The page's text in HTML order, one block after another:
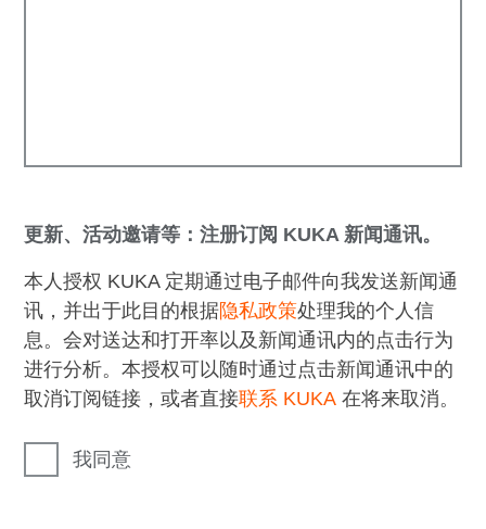
更新、活动邀请等：注册订阅 KUKA 新闻通讯。
本人授权 KUKA 定期通过电子邮件向我发送新闻通
讯，并出于此目的根据隐私政策处理我的个人信
息。会对送达和打开率以及新闻通讯内的点击行为
进行分析。本授权可以随时通过点击新闻通讯中的
取消订阅链接，或者直接联系 KUKA 在将来取消。
我同意